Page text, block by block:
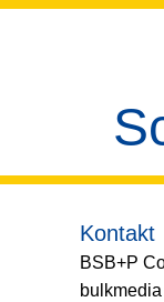
Kontakt
BSB+P